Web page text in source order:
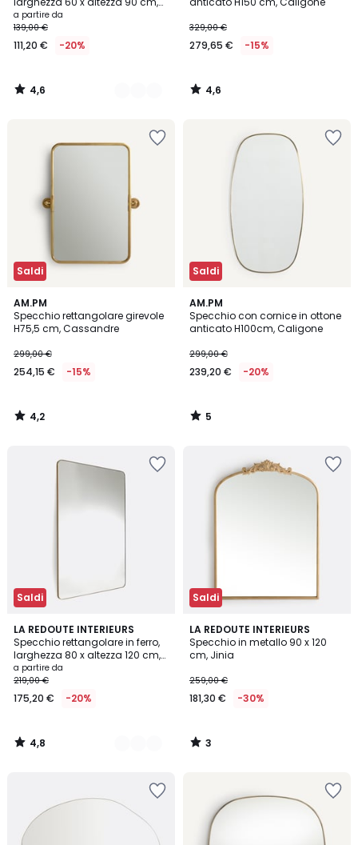
IODUS
a partire da
139,00 €
111,20 € -20%
4,6
/
329,00 €
279,65 € -15%
4,6
/
Saldi
AM.PM
Specchio rettangolare girevole
H75,5 cm, Cassandre
299,00 €
254,15 € -15%
4,2
/ 5
4,2
/
Saldi
AM.PM
Specchio con cornice in ottone
anticato H100cm, Caligone
299,00 €
239,20 € -20%
5
/
5
5
/
Saldi
LA REDOUTE INTERIEURS
Specchio rettangolare in ferro,
larghezza 80 x altezza 120 cm,
IODUS
a partire da
219,00 €
175,20 € -20%
4,8
/ 5
2
Colori
4,8
/
Saldi
LA REDOUTE INTERIEURS
Specchio in metallo 90 x 120
cm, Jinia
259,00 €
181,30 € -30%
3
/
5
3
/